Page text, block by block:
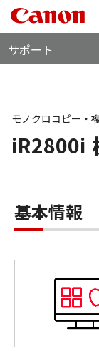
サポート
iR2800i
モノクロコピー・
基本情報